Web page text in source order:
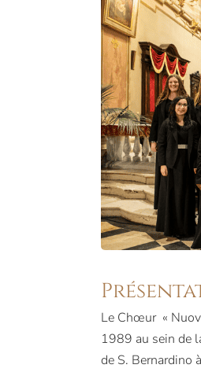
Le Chœur «
1989 au sein de
de S. Bernardino